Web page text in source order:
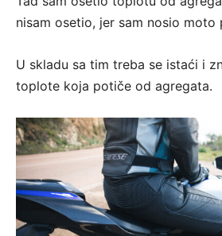
nisam osetio, jer sam nosio moto
U skladu sa tim treba se istaći i
toplote koja potiče od agregata.